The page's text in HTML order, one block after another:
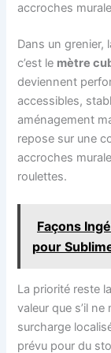
accroches
Dans un grenier,
c’est le mètre
deviennent
accessibles,
aménagement
repose sur une
accroches
roulettes.
Façons
pour
La priorité reste
valeur que s’il
surcharge
prévu pour du